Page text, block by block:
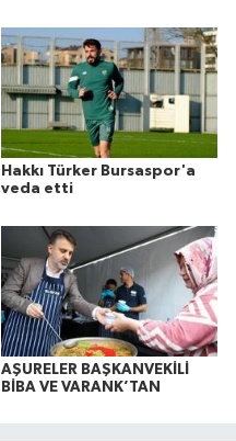
Hakkı Türker Bursaspor'a
veda etti
AŞURELER BAŞKANVEKİLİ
BİBA VE VARANK’TAN